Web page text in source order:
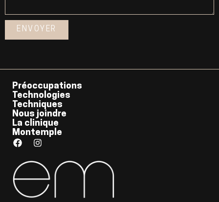
ENVOYER
Préoccupations
Technologies
Techniques
Nous joindre
La clinique
Montemple